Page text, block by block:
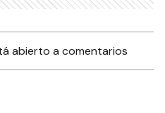
abierto a comentarios